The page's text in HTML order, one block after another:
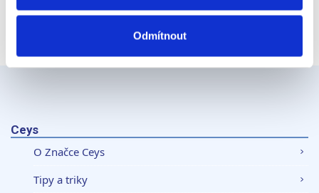
Zjistěte více o tom, jak zpracováváme vaše osobní
Svůj souhlas můžete kdykoliv změnit nebo odvolat v
části Prohlášení o souborech cookie.
soubory cookie. Informace o tom, jak náš web používáte,
analýzy. Partneři tyto údaje mohou zkombinovat s
dalšími informacemi, které jste jim poskytli nebo které
Odmítnout
Ceys
O Značce Ceys
Tipy a triky